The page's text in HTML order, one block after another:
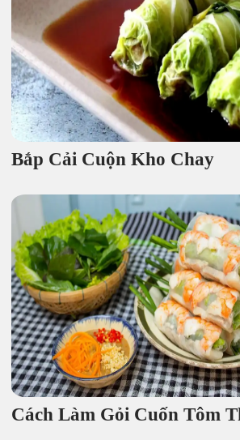
Bắp Cải Cuộn Kho Chay
Cách Làm Gỏi Cuốn Tôm